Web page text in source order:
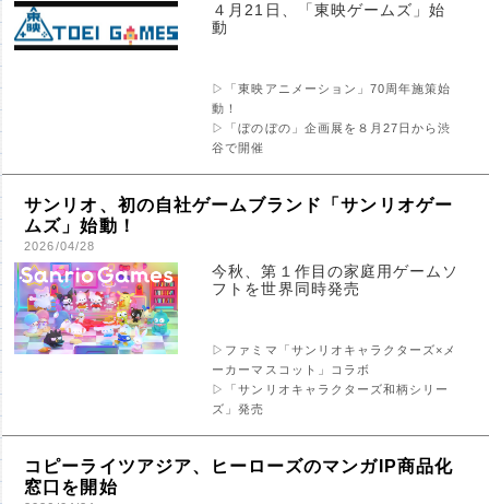
４月21日、「東映ゲームズ」始
動
▷「東映アニメーション」70周年施策始
動！
▷「ぼのぼの」企画展を８月27日から渋
谷で開催
サンリオ、初の自社ゲームブランド「サンリオゲー
ムズ」始動！
2026/04/28
今秋、第１作目の家庭用ゲームソ
フトを世界同時発売
▷ファミマ「サンリオキャラクターズ×メ
ーカーマスコット」コラボ
▷「サンリオキャラクターズ和柄シリー
ズ」発売
コピーライツアジア、ヒーローズのマンガIP商品化
窓口を開始